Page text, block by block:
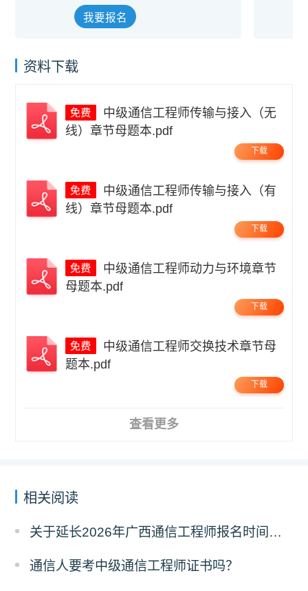
我要报名
资料下载
线）章节母题本.pdf
下载
线）章节母题本.pdf
下载
母题本.pdf
下载
题本.pdf
下载
查看更多
相关阅读
关于延长2026年广西通信工程师报名时间的通知
通信人要考中级通信工程师证书吗？